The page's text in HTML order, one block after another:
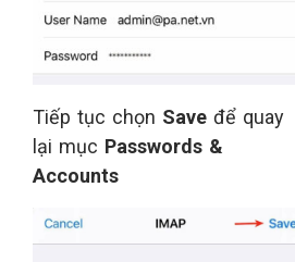
Tiếp tục chọn Save để quay
lại mục Passwords &
Accounts